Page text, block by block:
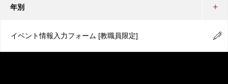
年別
イベント情報入力フォーム [教職員限定]